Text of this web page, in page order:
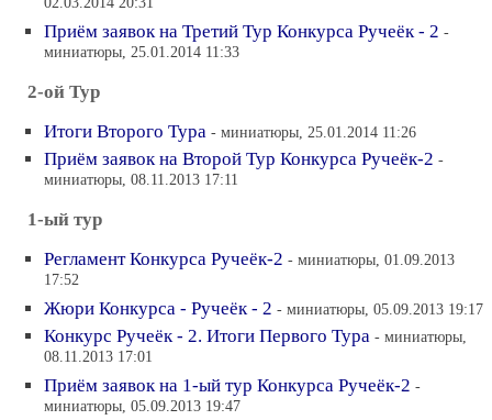
Приём заявок на Третий Тур Конкурса Ручеёк - 2 -
миниатюры, 25.01.2014 11:33
2-ой Тур
Итоги Второго Тура - миниатюры, 25.01.2014 11:26
Приём заявок на Второй Тур Конкурса Ручеёк-2 -
миниатюры, 08.11.2013 17:11
1-ый тур
Регламент Конкурса Ручеёк-2 - миниатюры, 01.09.2013
17:52
Жюри Конкурса - Ручеёк - 2 - миниатюры, 05.09.2013 19:17
Конкурс Ручеёк - 2. Итоги Первого Тура - миниатюры,
08.11.2013 17:01
Приём заявок на 1-ый тур Конкурса Ручеёк-2 -
миниатюры, 05.09.2013 19:47